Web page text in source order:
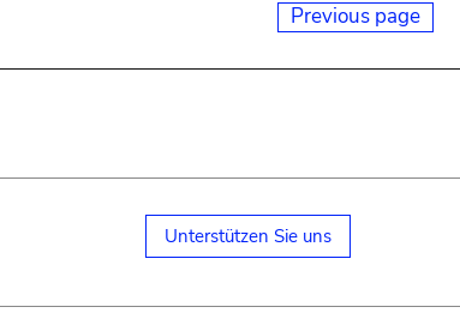
Previous page
Unterstützen Sie uns